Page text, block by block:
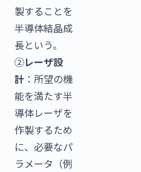
製することを
半導体結晶成
長という。
②レーザ設
計 ：所望の機
能を満たす半
導体レーザを
作製するため
に、必要なパ
ラメータ（例